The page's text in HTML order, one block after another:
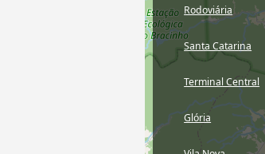
Rodoviária
Santa Catarina
Terminal Central
Glória